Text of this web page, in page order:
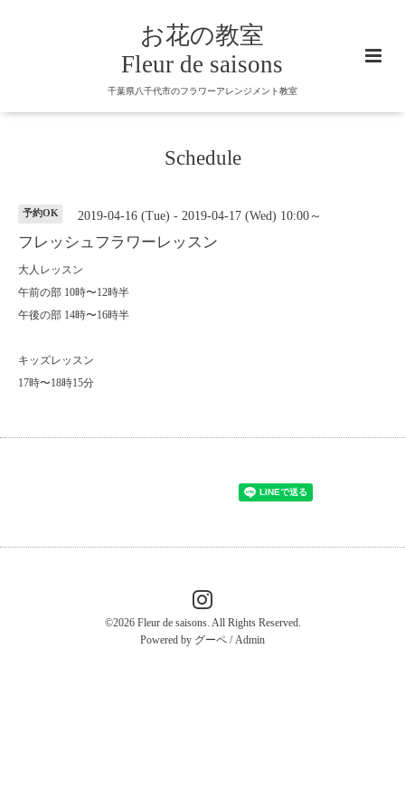
お花の教室
Fleur de saisons
千葉県八千代市のフラワーアレンジメント教室
Schedule
予約OK 2019-04-16 (Tue) - 2019-04-17 (Wed) 10:00～
フレッシュフラワーレッスン
大人レッスン
午前の部 10時〜12時半
午後の部 14時〜16時半
キッズレッスン
17時〜18時15分
©2026 Fleur de saisons. All Rights Reserved.
Powered by グーペ /Admin